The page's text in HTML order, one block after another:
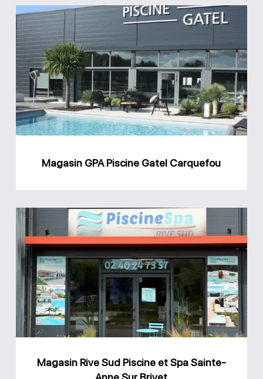
Magasin
Piscine
Gatel
Carquefou
Magasin GPA Piscine Gatel Carquefou
Magasin
Rive
Sud
Piscine
et
Spa
Sainte-
Sur
Magasin Rive Sud Piscine et Spa Sainte-